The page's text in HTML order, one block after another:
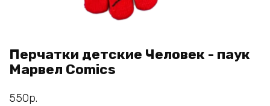
Перчатки детские Человек - паук
Марвел Comics
550р.